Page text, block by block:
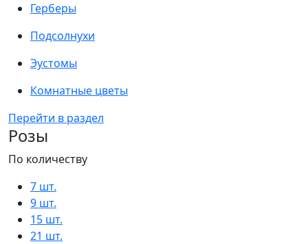
Герберы
Подсолнухи
Эустомы
Комнатные цветы
Перейти в раздел
Розы
По количеству
7 шт.
9 шт.
15 шт.
21 шт.